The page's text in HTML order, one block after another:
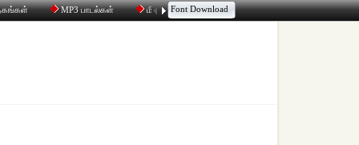
MP3 பாடல்கள் மின்னஞ்சல் திரட்டி உரையாடல்
Font Download